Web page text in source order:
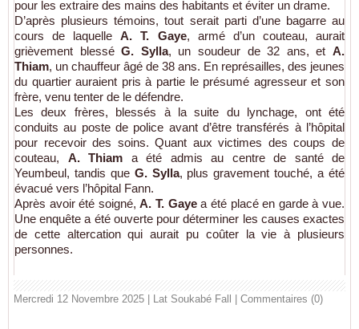
pour les extraire des mains des habitants et éviter un drame.
D’après plusieurs témoins, tout serait parti d’une bagarre au
cours de laquelleA. T. Gaye, armé d’un couteau, aurait
grièvement blesséG. Sylla, un soudeur de 32 ans, etA.
Thiam, un chauffeur âgé de 38 ans. En représailles, des jeunes
du quartier auraient pris à partie le présumé agresseur et son
frère, venu tenter de le défendre.
Les deux frères, blessés à la suite du lynchage, ont été
conduits au poste de police avant d’être transférés à l’hôpital
pour recevoir des soins. Quant aux victimes des coups de
couteau, A. Thiam a été admis au centre de santé de
Yeumbeul, tandis que G. Sylla, plus gravement touché, a été
évacué vers l’hôpital Fann.
Après avoir été soigné,A. T. Gayea été placé en garde à vue.
Une enquête a été ouverte pour déterminer les causes exactes
de cette altercation qui aurait pu coûter la vie à plusieurs
personnes.
Mercredi 12 Novembre 2025 | Lat Soukabé Fall Commentaires (0)